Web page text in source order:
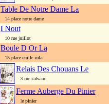
Table De Notre Dame La
14 place notre dame
I Nout
10 rue juillot
Boule D Or La
15 place emile zola
Relais Des Chouans Le
3 rue calvaire
Ferme Auberge Du Pinier
le pinier